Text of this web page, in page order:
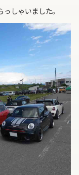
しゃいました。